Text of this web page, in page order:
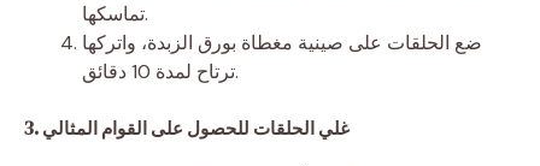
تماسكها.
ضع الحلقات على صينية مغطاة بورق الزبدة، واتركها
ترتاح لمدة 10 دقائق.
3. غلي الحلقات للحصول على القوام المثالي